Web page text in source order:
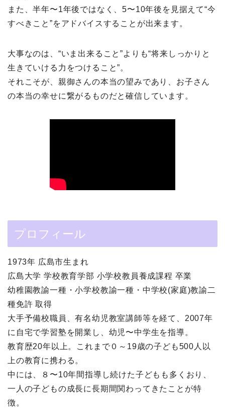
また、半年〜1年後ではなく、5〜10年後を見据えて“今
すべきこと”をアドバイスすることが出来ます。
大事なのは、“いま出来ること”よりも“将来しっかりと
生きていける力をつけること”。
それこそが、親御さんの本当の望みであり、お子さん
の本当の幸せに繋がるものだと確信しています。
プロフィール
1973年 広島市生まれ
広島大学 学校教育学部 小学校教員養成課程 卒業
幼稚園教諭一種・小学校教諭一種・中学校(家庭)教諭二
種免許 取得
大手予備校職員、有名幼児教室講師等を経て、2007年
に自宅で学習塾を開業し、幼児〜中学生を指導。
教育歴20年以上。これまで０～19歳の子ども500人以
上の教育に携わる。
中には、８〜10年間指導し続けた子どもも多くおり、
一人の子どもの成長に長期間関わってきたことが特
徴。